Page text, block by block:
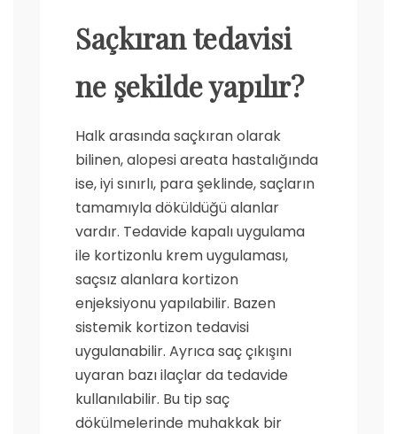
Saçkıran tedavisi
ne şekilde yapılır?
Halk arasında saçkıran olarak
bilinen, alopesi areata hastalığında
ise, iyi sınırlı, para şeklinde, saçların
tamamıyla döküldüğü alanlar
vardır. Tedavide kapalı uygulama
ile kortizonlu krem uygulaması,
saçsız alanlara kortizon
enjeksiyonu yapılabilir. Bazen
sistemik kortizon tedavisi
uygulanabilir. Ayrıca saç çıkışını
uyaran bazı ilaçlar da tedavide
kullanılabilir. Bu tip saç
dökülmelerinde muhakkak bir